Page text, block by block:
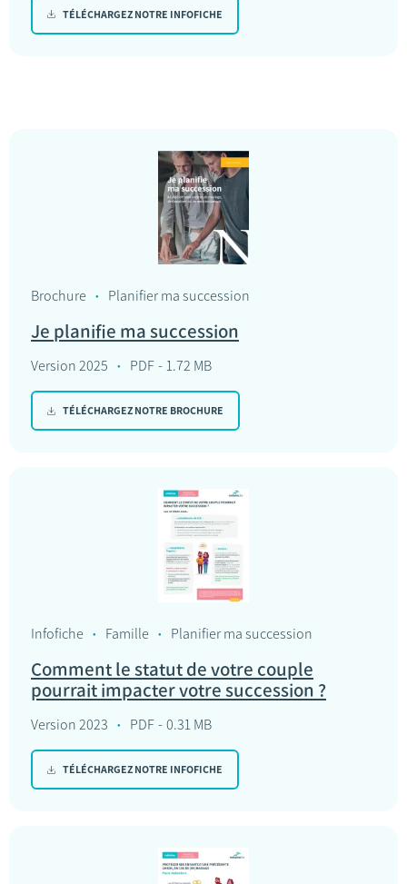
TÉLÉCHARGEZ NOTRE INFOFICHE
Brochure Planifier ma succession
Je planifie ma succession
Version 2025 PDF 1.72 MB
TÉLÉCHARGEZ NOTRE BROCHURE
Infofiche Famille Planifier ma succession
Comment le statut de votre couple
pourrait impacter votre succession ?
Version 2023 PDF 0.31 MB
TÉLÉCHARGEZ NOTRE INFOFICHE